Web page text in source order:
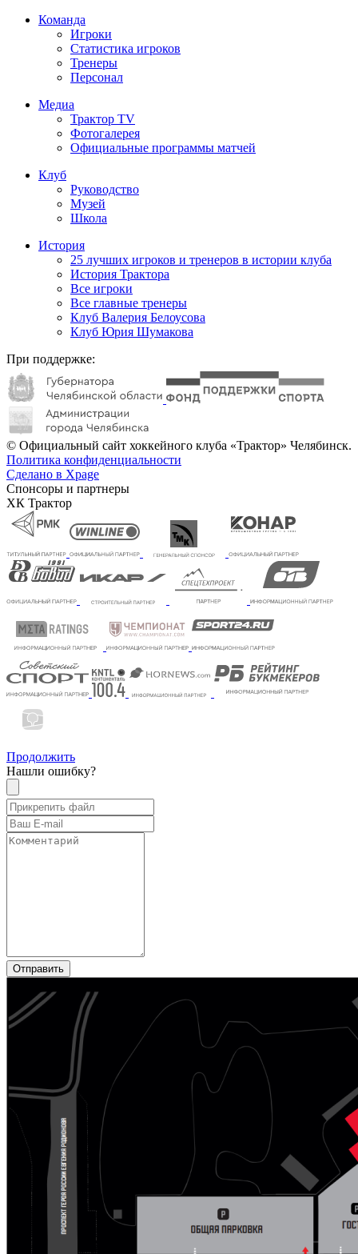
Команда
Игроки
Статистика игроков
Тренеры
Персонал
Медиа
Трактор TV
Фотогалерея
Официальные программы матчей
Клуб
Руководство
Музей
Школа
История
25 лучших игроков и тренеров в истории клуба
История Трактора
Все игроки
Все главные тренеры
Клуб Валерия Белоусова
Клуб Юрия Шумакова
При поддержке:
© Официальный сайт хоккейного клуба «Трактор» Челябинск.
Политика конфиденциальности
Сделано в Xpage
Спонсоры и партнеры
ХК Трактор
Продолжить
Нашли ошибку?